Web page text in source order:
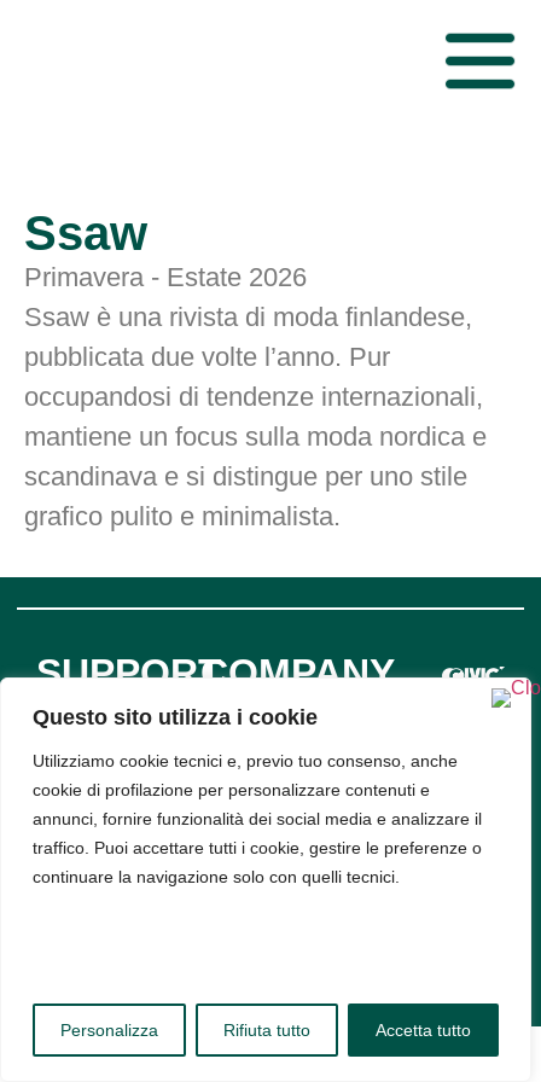
Questo sito utilizza i cookie
Utilizziamo cookie tecnici e, previo tuo consenso, anche
cookie di profilazione per personalizzare contenuti e
annunci, fornire funzionalità dei social media e analizzare il
traffico. Puoi accettare tutti i cookie, gestire le preferenze o
continuare la navigazione solo con quelli tecnici.
Personalizza Rifiuta tutto Accetta tutto
Ssaw
Primavera - Estate 2026
Ssaw è una rivista di moda finlandese,
pubblicata due volte l’anno. Pur
occupandosi di tendenze internazionali,
mantiene un focus sulla moda nordica e
scandinava e si distingue per uno stile
grafico pulito e minimalista.
SUPPORT
Privacy
Policy
Cookie
Policy
COMPANY
INFO
Arena 9,
20123,
Milano -
PIVA